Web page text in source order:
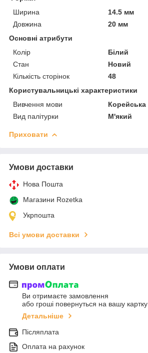
Ширина
14.5 мм
Довжина
20 мм
Основні атрибути
Колір
Білий
Стан
Новий
Кількість сторінок
48
Користувальницькі характеристики
Вивчення мови
Корейська
Вид палітурки
М'який
Приховати
Умови доставки
Нова Пошта
Магазини Rozetka
Укрпошта
Всі умови доставки
Умови оплати
Ви отримаєте замовлення
або гроші повернуться на вашу картку
Детальніше
Післяплата
Оплата на рахунок